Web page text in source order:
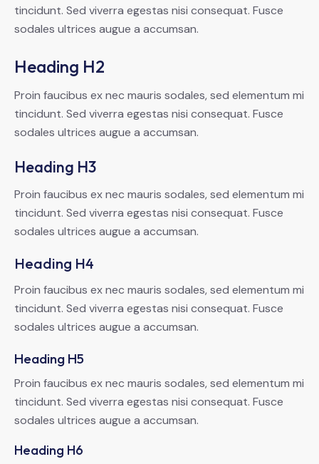
tincidunt. Sed viverra egestas nisi consequat. Fusce
sodales ultrices augue a accumsan.
Heading H2
Proin faucibus ex nec mauris sodales, sed elementum mi
tincidunt. Sed viverra egestas nisi consequat. Fusce
sodales ultrices augue a accumsan.
Heading H3
Proin faucibus ex nec mauris sodales, sed elementum mi
tincidunt. Sed viverra egestas nisi consequat. Fusce
sodales ultrices augue a accumsan.
Heading H4
Proin faucibus ex nec mauris sodales, sed elementum mi
tincidunt. Sed viverra egestas nisi consequat. Fusce
sodales ultrices augue a accumsan.
Heading H5
Proin faucibus ex nec mauris sodales, sed elementum mi
tincidunt. Sed viverra egestas nisi consequat. Fusce
sodales ultrices augue a accumsan.
Heading H6